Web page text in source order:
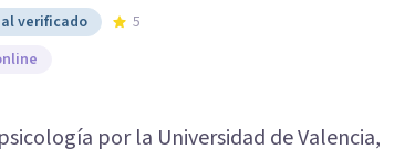
verificado
5
por la Universidad de Valencia,